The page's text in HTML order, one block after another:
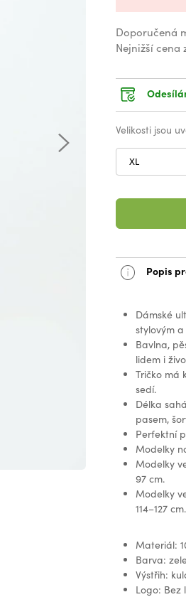
Doporučená
Nejnižší cena
Velikosti jsou
XL
Popis
Dámské
stylovým
Bavlna,
lidem i
Tričko má
sedí.
Délka
pasem,
Perfektní
Modelky
Modelky
97 cm.
Modelky
114–127 cm.
Materiál:
Barva:
Výstřih:
Logo: Bez